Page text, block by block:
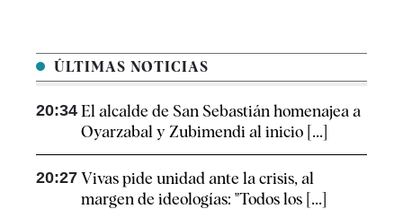
ÚLTIMAS NOTICIAS
20:34 El alcalde de San Sebastián homenajea a
Oyarzabal y Zubimendi al inicio [...]
20:27 Vivas pide unidad ante la crisis, al
margen de ideologías: "Todos los [...]